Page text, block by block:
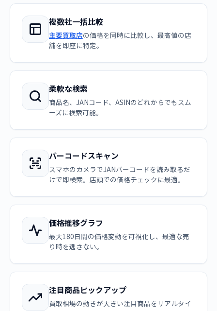
複数社一括比較
主要買取店の価格を同時に比較し、最高値の店
舗を即座に特定。
柔軟な検索
商品名、JANコード、ASINのどれからでもスム
ーズに検索可能。
バーコードスキャン
スマホのカメラでJANバーコードを読み取るだ
けで即検索。店頭での価格チェックに最適。
価格推移グラフ
最大180日間の価格変動を可視化し、最適な売
り時を逃さない。
注目商品ピックアップ
買取相場の動きが大きい注目商品をリアルタイ